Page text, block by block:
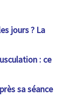
jours ? La
: ce
sa séance